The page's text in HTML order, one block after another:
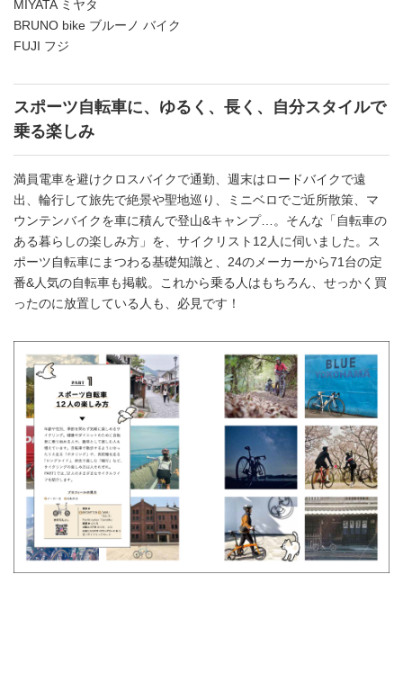
MIYATA ミヤタ
BRUNO bike ブルーノ バイク
FUJI フジ
スポーツ自転車に、ゆるく、長く、自分スタイルで
乗る楽しみ
満員電車を避けクロスバイクで通勤、週末はロードバイクで遠
出、輪行して旅先で絶景や聖地巡り、ミニベロでご近所散策、マ
ウンテンバイクを車に積んで登山&キャンプ…。そんな「自転車の
ある暮らしの楽しみ方」を、サイクリスト12人に伺いました。ス
ポーツ自転車にまつわる基礎知識と、24のメーカーから71台の定
番&人気の自転車も掲載。これから乗る人はもちろん、せっかく買
ったのに放置している人も、必見です！